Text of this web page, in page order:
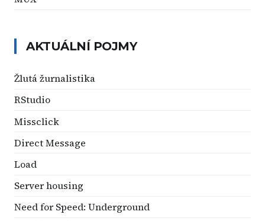
AKTUÁLNÍ POJMY
Žlutá žurnalistika
RStudio
Missclick
Direct Message
Load
Server housing
Need for Speed: Underground